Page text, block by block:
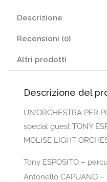
Descrizione
Recensioni (0)
Altri prodotti
Descrizione del
UN’ORCHESTRA PER
special guest TONY
MOLISE LIGHT
Tony ESPOSITO –
Antonello CAPUANO